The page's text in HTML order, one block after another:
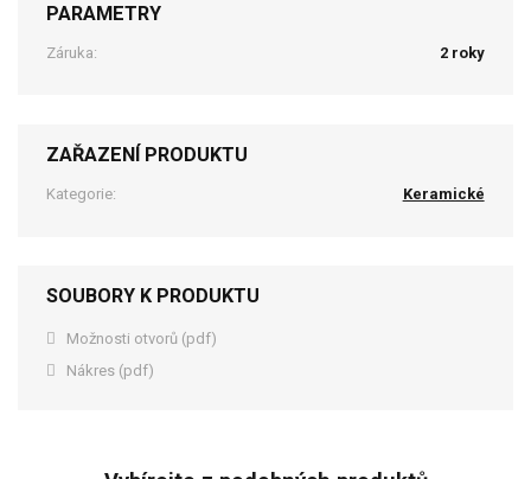
PARAMETRY
Záruka: 2 roky
ZAŘAZENÍ PRODUKTU
Kategorie: Keramické
SOUBORY K PRODUKTU
Možnosti otvorů (pdf)
Nákres (pdf)